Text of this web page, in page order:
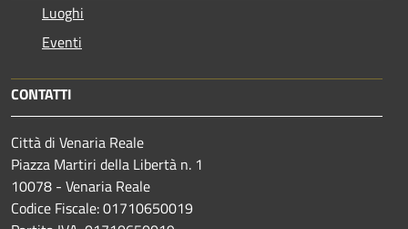
Luoghi
Eventi
CONTATTI
Città di Venaria Reale
Piazza Martiri della Libertà n. 1
10078 - Venaria Reale
Codice Fiscale: 01710650019